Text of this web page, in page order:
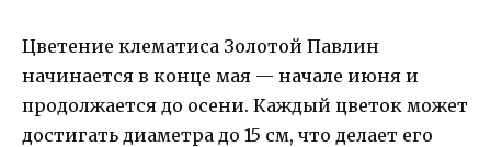
Цветение клематиса Золотой Павлин
начинается в конце мая — начале июня и
продолжается до осени. Каждый цветок может
достигать диаметра до 15 см, что делает его